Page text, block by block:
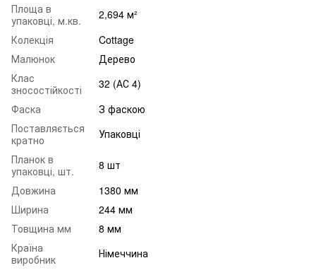
Площа в
упаковці, м.кв.
2,694 м²
Колекція
Cottage
Малюнок
Дерево
Клас
зносостійкості
32 (АС 4)
Фаска
З фаскою
Поставляється
кратно
Упаковці
Планок в
упаковці, шт.
8 шт
Довжина
1380 мм
Ширина
244 мм
Товщина мм
8 мм
Країна
виробник
Німеччина